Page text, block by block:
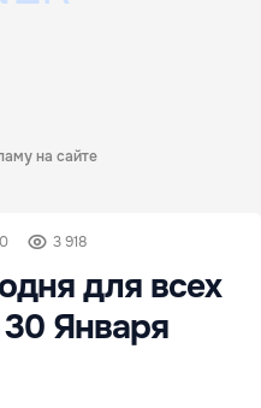
на сайте
3 918
для всех
Января